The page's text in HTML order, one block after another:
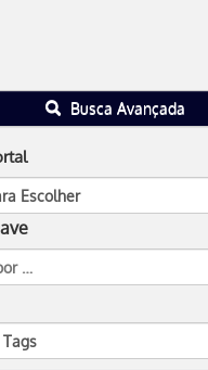
Busca Avançada